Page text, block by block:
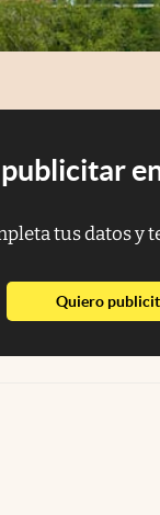
tus datos y
Quiero